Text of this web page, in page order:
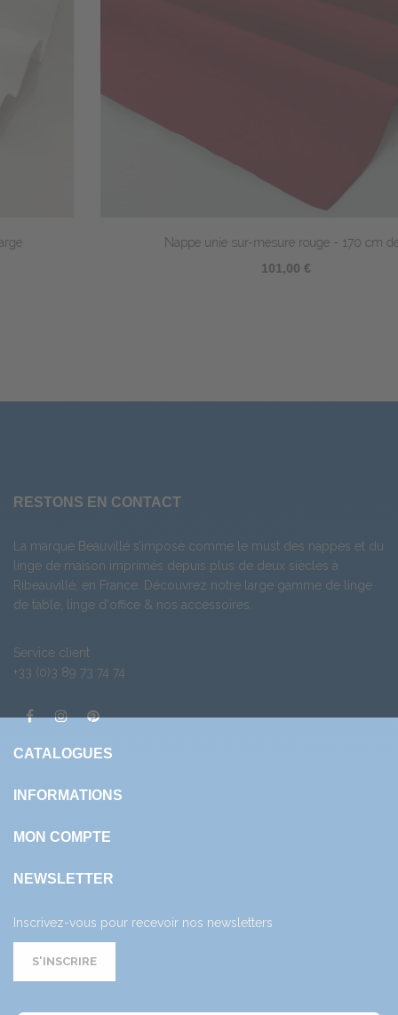
Nappe unie sur-mesure rouge - 170 cm de...
RESTONS EN CONTACT
La marque Beauvillé s’impose comme le must des nappes et du
linge de maison imprimés depuis plus de deux siècles à
Ribeauvillé, en France. Découvrez notre large gamme de linge
de table, linge d'office & nos accessoires.
Service client
+33 (0)3 89 73 74 74
CATALOGUES
INFORMATIONS
MON COMPTE
NEWSLETTER
Inscrivez-vous pour recevoir nos newsletters
S'INSCRIRE